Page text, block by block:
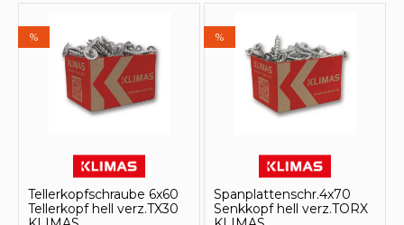
%
Tellerkopfschraube 6x60
Tellerkopf hell verz.TX30
%
Spanplattenschr.4x70
Senkkopf hell verz.TORX